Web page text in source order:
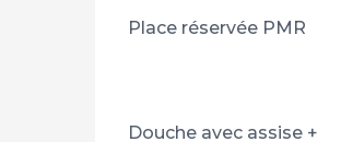
Place réservée PMR
Douche avec assise +